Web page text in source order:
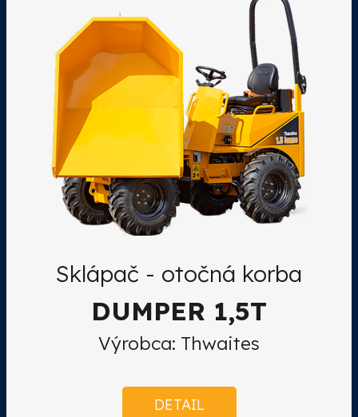
Sklápač - otočná korba
DUMPER 1,5T
Výrobca: Thwaites
DETAIL